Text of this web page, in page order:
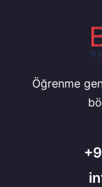
Öğrenme